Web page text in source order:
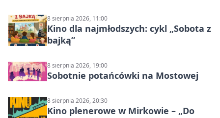
8 sierpnia 2026, 11:00
Kino dla najmłodszych: cykl „Sobota z
bajką”
8 sierpnia 2026, 19:00
Sobotnie potańcówki na Mostowej
8 sierpnia 2026, 20:30
Kino plenerowe w Mirkowie – „Do